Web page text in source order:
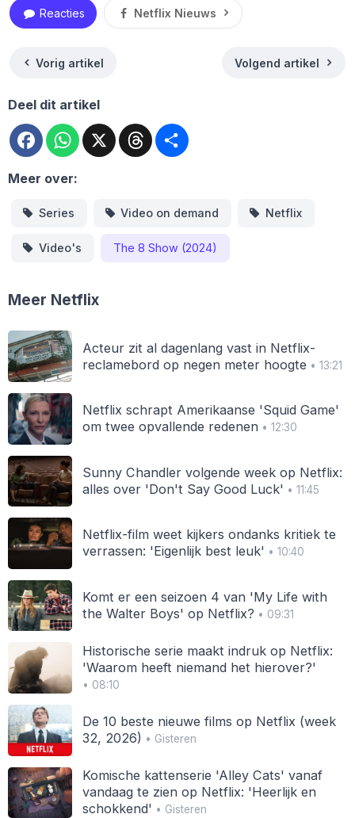
Reacties Netflix Nieuws
Vorig artikel Volgend artikel
Deel dit artikel
FacebookWhatsApp
X Threads
Meer over:
Series Video on demand Netflix
Video's The 8 Show (2024)
Meer Netflix
Acteur zit al dagenlang vast in Netflix-
reclamebord op negen meter hoogte • 13:21
Netflix schrapt Amerikaanse 'Squid Game'
om twee opvallende redenen• 12:30
Sunny Chandler volgende week op Netflix:
alles over 'Don't Say Good Luck' • 11:45
Netflix-film weet kijkers ondanks kritiek te
verrassen: 'Eigenlijk best leuk' • 10:40
Komt er een seizoen 4 van 'My Life with
the Walter Boys' op Netflix? • 09:31
Historische serie maakt indruk op Netflix:
'Waarom heeft niemand het hierover?'
• 08:10
De 10 beste nieuwe films op Netflix (week
32, 2026) • Gisteren
Komische kattenserie 'Alley Cats' vanaf
vandaag te zien op Netflix: 'Heerlijk en
schokkend' • Gisteren